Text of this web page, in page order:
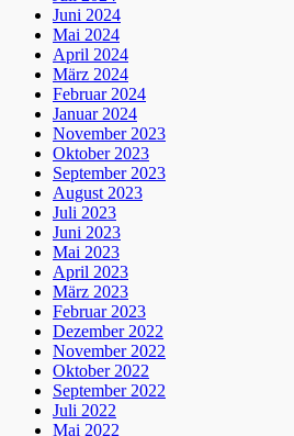
Juni 2024
Mai 2024
April 2024
März 2024
Februar 2024
Januar 2024
November 2023
Oktober 2023
September 2023
August 2023
Juli 2023
Juni 2023
Mai 2023
April 2023
März 2023
Februar 2023
Dezember 2022
November 2022
Oktober 2022
September 2022
Juli 2022
Mai 2022